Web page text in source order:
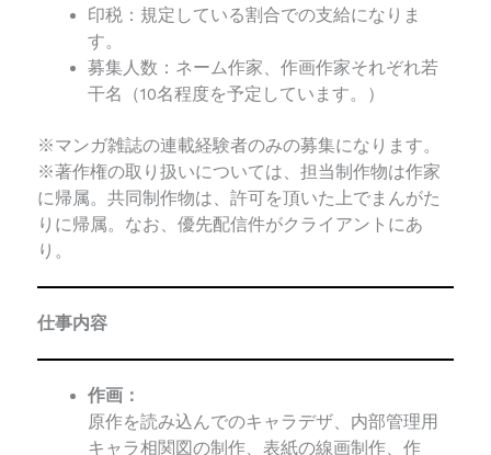
印税：規定している割合での支給になりま
す。
募集人数：ネーム作家、作画作家それぞれ若
干名（10名程度を予定しています。）
※マンガ雑誌の連載経験者のみの募集になります。
※著作権の取り扱いについては、担当制作物は作家
に帰属。共同制作物は、許可を頂いた上でまんがた
りに帰属。なお、優先配信件がクライアントにあ
り。
仕事内容
作画：
原作を読み込んでのキャラデザ、内部管理用
キャラ相関図の制作、表紙の線画制作、作